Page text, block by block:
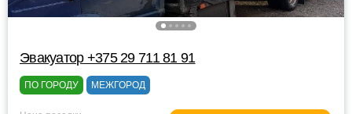
Эвакуатор +375 29 711 81 91
ПО ГОРОДУ МЕЖГОРОД